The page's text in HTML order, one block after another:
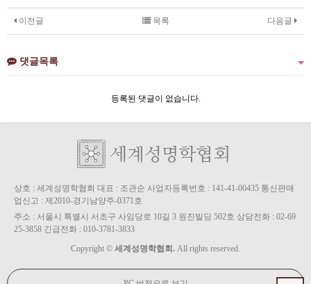
이전글 다음글
목록
댓글목록
등록된 댓글이 없습니다.
상호 : 세계성명학협회 대표 : 조관순 사업자등록번호 : 141-41-00435 통신판매
업신고 : 제2010-경기남양주-0371호
주소 : 서울시 특별시 서초구 사임당로 10길 3 원진빌딩 502호 상담전화 : 02-69
25-3858 긴급전화 : 010-3781-3833
Copyright © 세계성명학협회. All rights reserved.